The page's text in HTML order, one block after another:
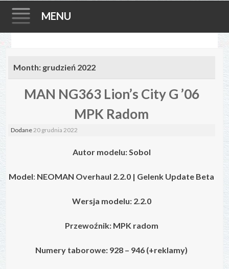
MENU
content
Month: grudzień 2022
MAN NG363 Lion’s City G ’06
MPK Radom
Dodane20 grudnia 2022
Autor modelu:Sobol
Model: NEOMAN Overhaul 2.2.0 | Gelenk Update Beta
Wersja modelu: 2.2.0
Przewoźnik: MPK radom
Numery taborowe: 928 – 946 (+reklamy)